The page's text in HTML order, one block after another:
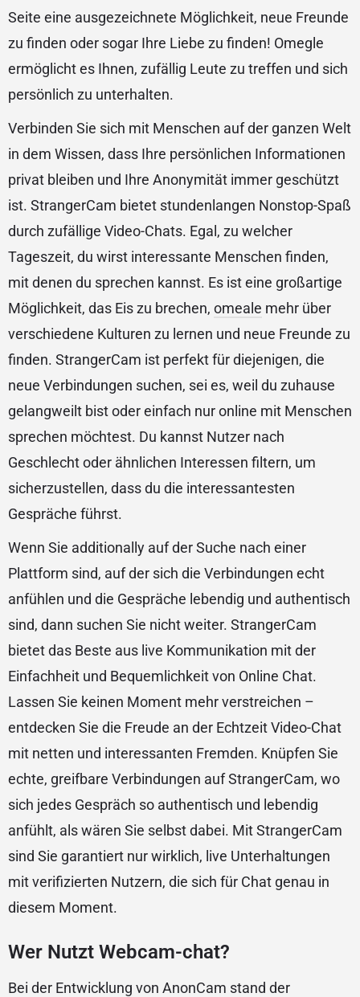
Seite eine ausgezeichnete Möglichkeit, neue Freunde
zu finden oder sogar Ihre Liebe zu finden! Omegle
ermöglicht es Ihnen, zufällig Leute zu treffen und sich
persönlich zu unterhalten.
Verbinden Sie sich mit Menschen auf der ganzen Welt
in dem Wissen, dass Ihre persönlichen Informationen
privat bleiben und Ihre Anonymität immer geschützt
ist. StrangerCam bietet stundenlangen Nonstop-Spaß
durch zufällige Video-Chats. Egal, zu welcher
Tageszeit, du wirst interessante Menschen finden,
mit denen du sprechen kannst. Es ist eine großartige
Möglichkeit, das Eis zu brechen, omeale mehr über
verschiedene Kulturen zu lernen und neue Freunde zu
finden. StrangerCam ist perfekt für diejenigen, die
neue Verbindungen suchen, sei es, weil du zuhause
gelangweilt bist oder einfach nur online mit Menschen
sprechen möchtest. Du kannst Nutzer nach
Geschlecht oder ähnlichen Interessen filtern, um
sicherzustellen, dass du die interessantesten
Gespräche führst.
Wenn Sie additionally auf der Suche nach einer
Plattform sind, auf der sich die Verbindungen echt
anfühlen und die Gespräche lebendig und authentisch
sind, dann suchen Sie nicht weiter. StrangerCam
bietet das Beste aus live Kommunikation mit der
Einfachheit und Bequemlichkeit von Online Chat.
Lassen Sie keinen Moment mehr verstreichen –
entdecken Sie die Freude an der Echtzeit Video-Chat
mit netten und interessanten Fremden. Knüpfen Sie
echte, greifbare Verbindungen auf StrangerCam, wo
sich jedes Gespräch so authentisch und lebendig
anfühlt, als wären Sie selbst dabei. Mit StrangerCam
sind Sie garantiert nur wirklich, live Unterhaltungen
mit verifizierten Nutzern, die sich für Chat genau in
diesem Moment.
Wer Nutzt Webcam-chat?
Bei der Entwicklung von AnonCam stand der